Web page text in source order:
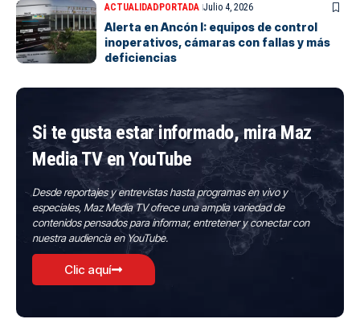
ACTUALIDADPORTADA Julio 4, 2026
Alerta en Ancón I: equipos de control
inoperativos, cámaras con fallas y más
deficiencias
Si te gusta estar informado, mira Maz
Media TV en YouTube
Desde reportajes y entrevistas hasta programas en vivo y
especiales, Maz Media TV ofrece una amplia variedad de
contenidos pensados para informar, entretener y conectar con
nuestra audiencia en YouTube.
Clic aquí